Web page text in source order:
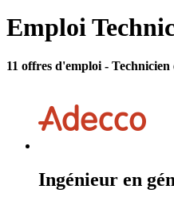
Emploi
11 offres d'emploi - Technicien
Ingénieur en